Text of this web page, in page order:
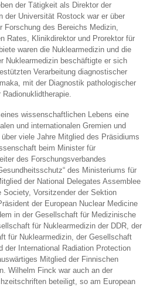
der Tätigkeit als Direktor der
der Universität Rostock war er über
Forschung des Bereichs Medizin,
Rates, Klinikdirektor und Prorektor für
waren die Nuklearmedizin und die
Nuklearmedizin beschäftigte er sich
Verarbeitung diagnostischer
mit der Diagnostik pathologischer
wissenschaftlichen Lebens eine
und internationalen Gremien und
viele Jahre Mitglied des Präsidiums
beim Minister für
des Forschungsverbandes
des Ministeriums für
der National Delegates Assemblee
Society, Vorsitzender der Sektion
der European Nuclear Medicine
in der Gesellschaft für Medizinische
für Nuklearmedizin der DDR, der
für Nuklearmedizin, der Gesellschaft
der International Radiation Protection
Mitglied der Finnischen
Wilhelm Finck war auch an der
beteiligt, so am European